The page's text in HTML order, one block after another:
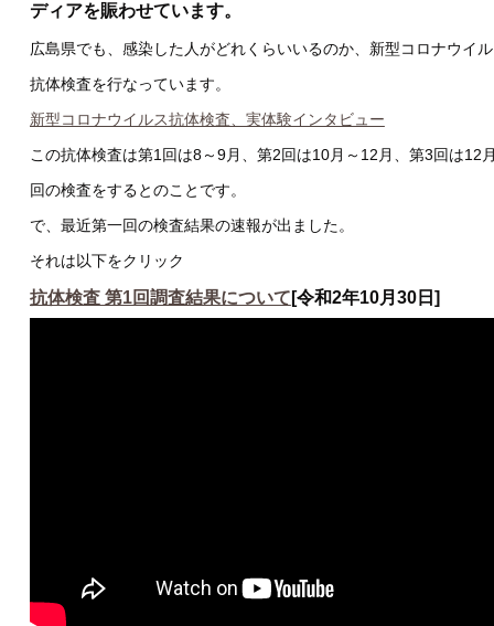
ディアを賑わせています。
広島県でも、感染した人がどれくらいいるのか、新型コロナウイ
抗体検査を行なっています。
新型コロナウイルス抗体検査、実体験インタビュー
この抗体検査は第1回は8～9月、第2回は10月～12月、第3回は12
回の検査をするとのことです。
で、最近第一回の検査結果の速報が出ました。
それは以下をクリック
抗体検査 第1回調査結果について [令和2年10月30日]